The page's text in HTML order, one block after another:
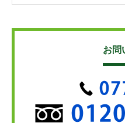
お問